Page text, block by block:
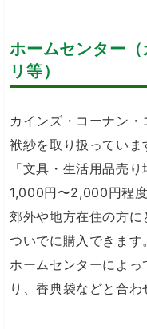
ホームセンター
リ等）
カインズ・コーナン
袱紗を取り扱っていま
「文具・生活用品売
1,000円〜2,000円程
郊外や地方在住の方
ついでに購入できます
ホームセンターによ
り、香典袋などと合わ